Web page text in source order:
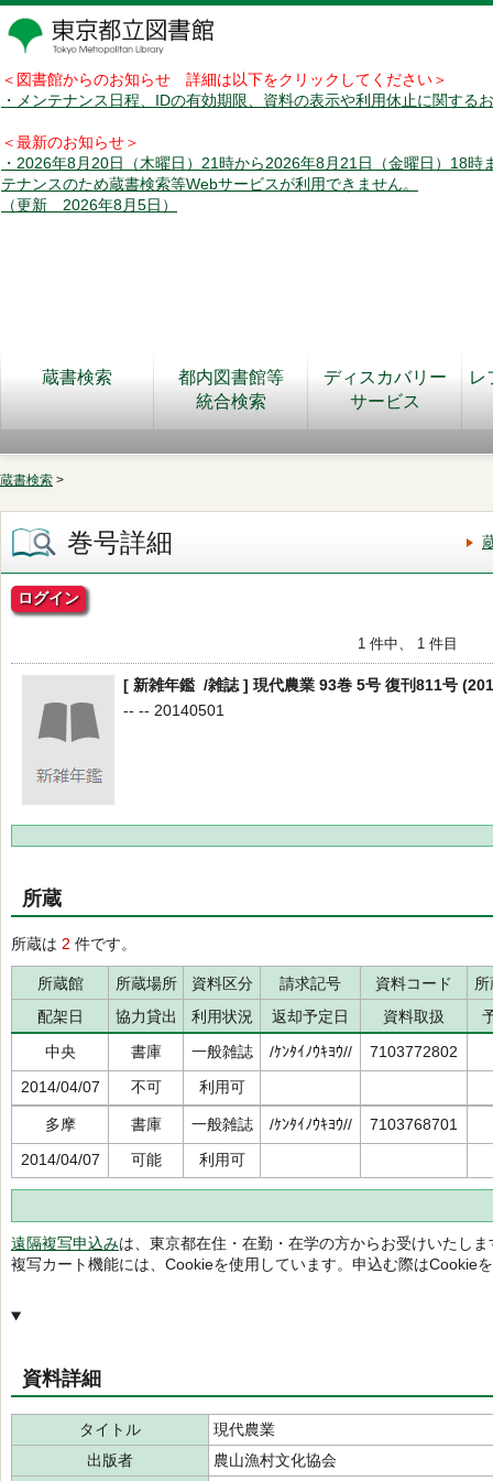
＜図書館からのお知らせ 詳細は以下をクリックしてください＞
・メンテナンス日程、IDの有効期限、資料の表示や利用休止に関する
＜最新のお知らせ＞
・2026年8月20日（木曜日）21時から2026年8月21日（金曜日）18時
テナンスのため蔵書検索等Webサービスが利用できません。
（更新 2026年8月5日）
蔵書検索
都内図書館等
統合検索
ディスカバリー
サービス
レ
蔵書検索 >
巻号詳細
ログイン
1 件中、 1 件目
[ 新雑年鑑 /雑誌 ] 現代農業 93巻 5号 復刊811号
-- -- 20140501
所蔵
所蔵は 2 件です。
所蔵館 所蔵場所 資料区分 請求記号 資料コード
配架日
協力貸出 利用状況 返却予定日 資料取扱
中央
書庫 一般雑誌 /ｹﾝﾀｲﾉｳｷﾖｳ//
7103772802
2014/04/07
不可 利用可
多摩 書庫 一般雑誌 /ｹﾝﾀｲﾉｳｷﾖｳ//
7103768701
2014/04/07
可能 利用可
遠隔複写申込みは、東京都在住・在勤・在学の方からお受けいたしま
複写カート機能には、Cookieを使用しています。申込む際はCookie
資料詳細
タイトル
現代農業
出版者
農山漁村文化協会